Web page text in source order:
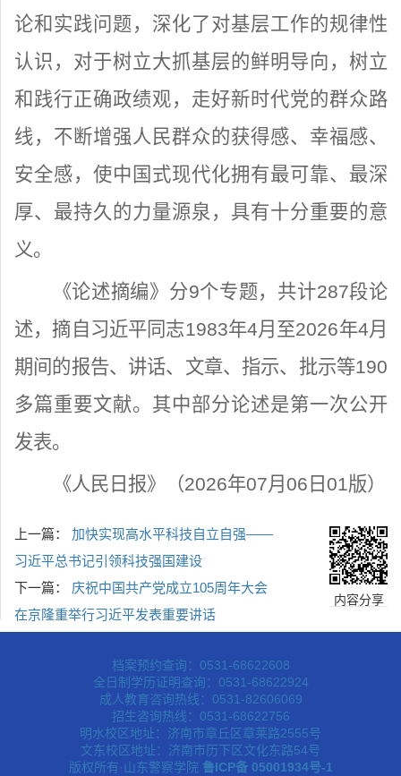
论和实践问题，深化了对基层工作的规律性
认识，对于树立大抓基层的鲜明导向，树立
和践行正确政绩观，走好新时代党的群众路
线，不断增强人民群众的获得感、幸福感、
安全感，使中国式现代化拥有最可靠、最深
厚、最持久的力量源泉，具有十分重要的意
义。
《论述摘编》分9个专题，共计287段论
述，摘自习近平同志1983年4月至2026年4月
期间的报告、讲话、文章、指示、批示等190
多篇重要文献。其中部分论述是第一次公开
发表。
《人民日报》（2026年07月06日01版）
上一篇： 加快实现高水平科技自立自强——
习近平总书记引领科技强国建设
下一篇： 庆祝中国共产党成立105周年大会
在京隆重举行习近平发表重要讲话
内容分享
档案预约查询：0531-68622608
全日制学历证明查询：0531-68622924
成人教育咨询热线：0531-82606069
招生咨询热线：0531-68622756
明水校区地址：济南市章丘区章莱路2555号
文东校区地址：济南市历下区文化东路54号
版权所有·山东警察学院 鲁ICP备 05001934号-1